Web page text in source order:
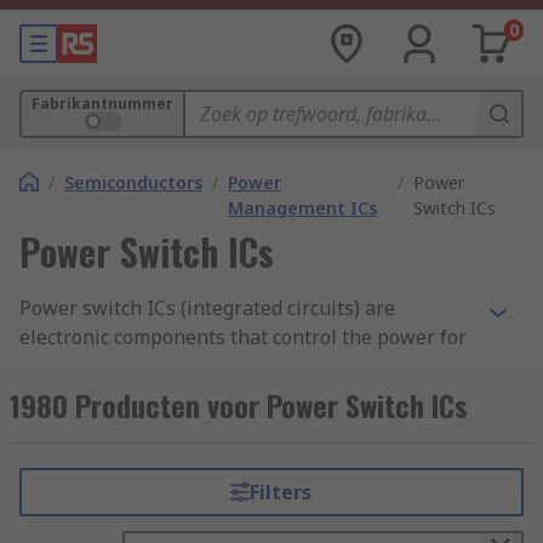
0
Fabrikantnummer
/ Semiconductors / Power
Management ICs
/ Power
Switch ICs
Power Switch ICs
Power switch ICs (integrated circuits) are
electronic components that control the power for
to enable or disable a power rail. Power switches
are often used to control the current to a USB
switches provide protection for circuits which
may experience overload or high operating
1980 Producten voor Power Switch ICs
Filters